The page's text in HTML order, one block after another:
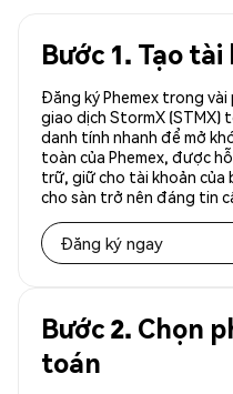
Bước 1. Tạo
Đăng ký Phemex trong
giao dịch StormX (STMX)
danh tính nhanh để mở
toàn của Phemex, được
trữ, giữ cho tài khoản của
cho sàn trở nên đáng tin
Đăng ký ngay
Bước 2. Chọn
toán